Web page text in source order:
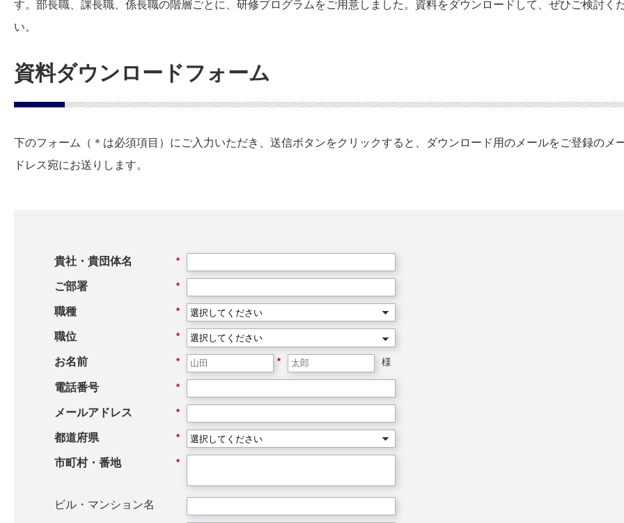
す。部長職、課長職、係長職の階層ごとに、研修プログラムをご用意しました。資料をダウンロードして、ぜひご検討く
い。
資料ダウンロードフォーム
下のフォーム（＊は必須項目）にご入力いただき、送信ボタンをクリックすると、ダウンロード用のメールをご登録のメ
ドレス宛にお送りします。
*
貴社・貴団体名
*
ご部署
*
職種
*
職位
*
お名前 * 様
*
電話番号
*
メールアドレス
*
都道府県
*
市町村・番地
ビル・マンション名